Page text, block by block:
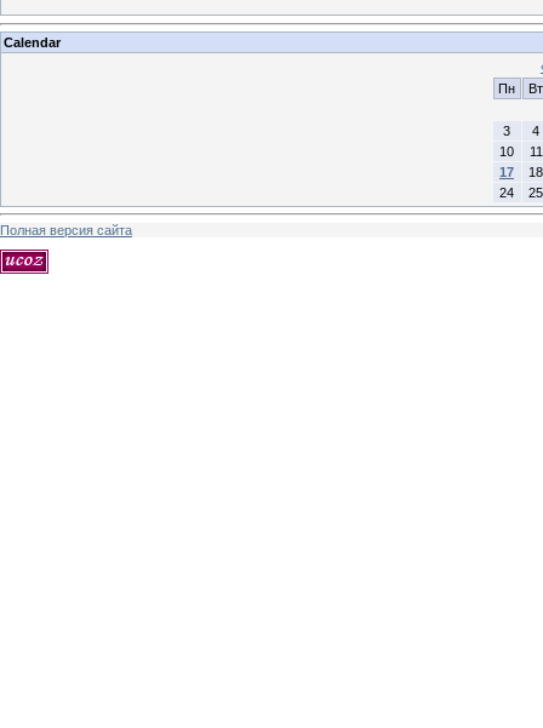
Calendar
Пн
Вт
3
4
10
11
17
18
24
25
Полная версия сайта